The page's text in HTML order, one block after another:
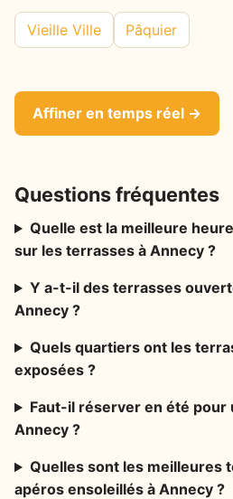
Vieille Ville Pâquier
Affiner en temps réel →
Questions fréquentes
Quelle est la meilleure
sur les terrasses à Annecy ?
Y a-t-il des terrasses
Annecy ?
Quels quartiers ont les
exposées ?
Faut-il réserver en été pour
Annecy ?
Quelles sont les meilleures
apéros ensoleillés à Annecy ?